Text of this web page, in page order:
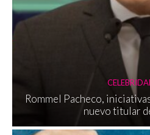
Rommel Pacheco,
nuevo titular